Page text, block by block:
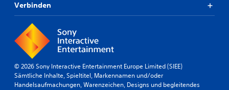
Verbinden
© 2026 Sony Interactive Entertainment Europe Limited (SIEE)
Sämtliche Inhalte, Spieltitel, Markennamen und/oder
Handelsaufmachungen, Warenzeichen, Designs und begleitendes